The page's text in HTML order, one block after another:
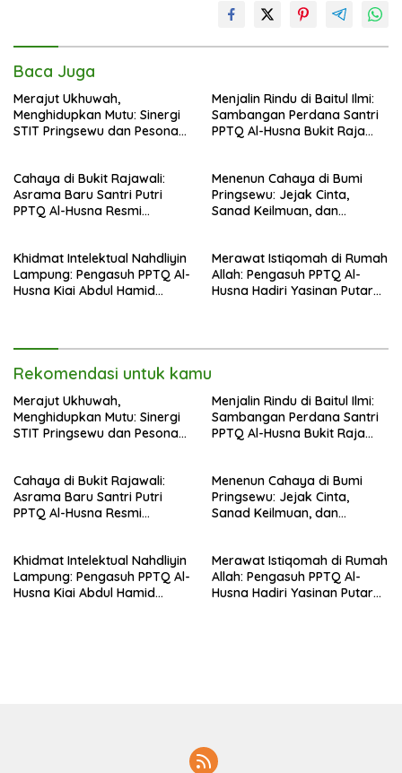
Baca Juga
Merajut Ukhuwah,
Menghidupkan Mutu: Sinergi
STIT Pringsewu dan Pesona
Menjalin Rindu di Baitul Ilmi:
Sambangan Perdana Santri
PPTQ Al-Husna Bukit Raja
Suci
Cahaya di Bukit Rajawali:
Asrama Baru Santri Putri
PPTQ Al-Husna Resmi
Menenun Cahaya di Bumi
Pringsewu: Jejak Cinta,
Sanad Keilmuan, dan
Nahdlatul Ulama
Khidmat Intelektual Nahdliyin
Lampung: Pengasuh PPTQ Al-
Husna Kiai Abdul Hamid
Merawat Istiqomah di Rumah
Allah: Pengasuh PPTQ Al-
Husna Hadiri Yasinan Putaran
Rekomendasi untuk kamu
Merajut Ukhuwah,
Menghidupkan Mutu: Sinergi
STIT Pringsewu dan Pesona
Menjalin Rindu di Baitul Ilmi:
Sambangan Perdana Santri
PPTQ Al-Husna Bukit Raja
Suci
Cahaya di Bukit Rajawali:
Asrama Baru Santri Putri
PPTQ Al-Husna Resmi
Menenun Cahaya di Bumi
Pringsewu: Jejak Cinta,
Sanad Keilmuan, dan
Nahdlatul Ulama
Khidmat Intelektual Nahdliyin
Lampung: Pengasuh PPTQ Al-
Husna Kiai Abdul Hamid
Merawat Istiqomah di Rumah
Allah: Pengasuh PPTQ Al-
Husna Hadiri Yasinan Putaran